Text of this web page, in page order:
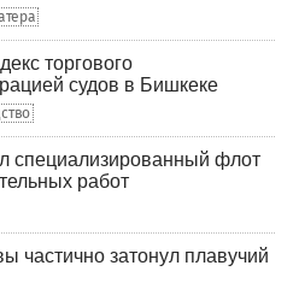
торгового
судов в Бишкеке
специализированный флот
работ
частично затонул плавучий